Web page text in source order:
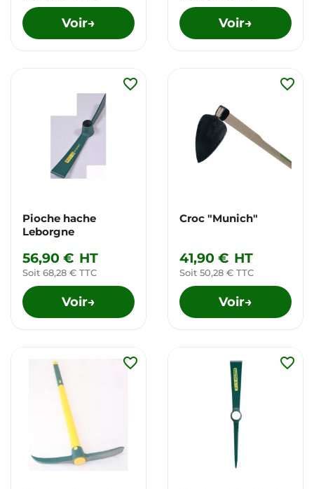
Voir→ Voir→
Pioche hache
Leborgne
56,90 € HT
Soit 68,28 € TTC
Voir→
favorite_border
Croc "Munich"
41,90 € HT
Soit 50,28 € TTC
Voir→
favorite_border
favorite_border favorite_border